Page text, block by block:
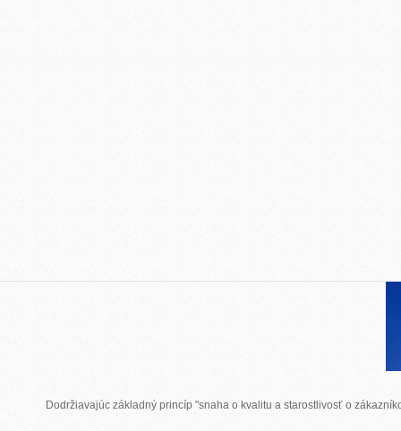
Dodržiavajúc základný princíp "snaha o kvalitu a starostlivosť o